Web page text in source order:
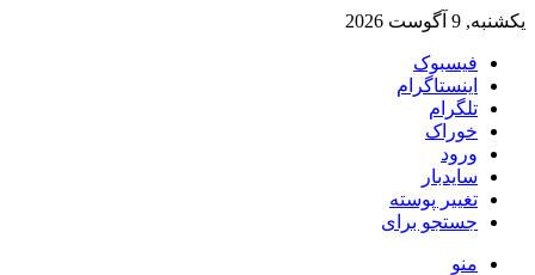
یکشنبه, 9 آگوست 2026
فیسبوک
اینستاگرام
تلگرام
خوراک
ورود
سایدبار
تغییر پوسته
جستجو برای
منو